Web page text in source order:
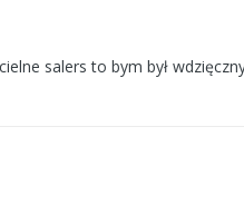
salers to bym był